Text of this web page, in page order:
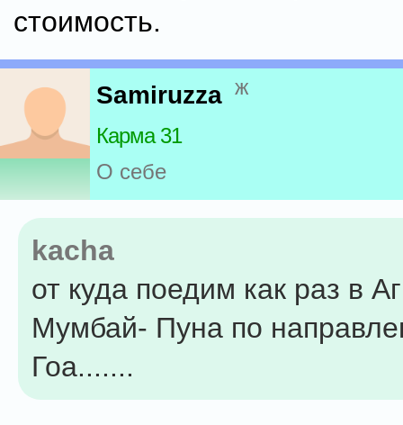
стоимость.
Samiruzza ж
Карма 31
О себе
kacha
от куда поедим как раз в
Мумбай- Пуна по
Гоа.......